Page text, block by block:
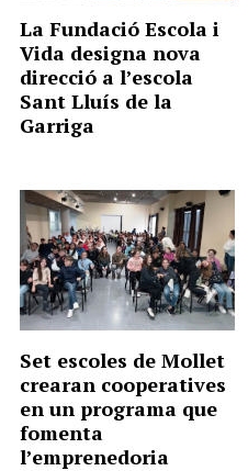
La Fundació Escola i
Vida designa nova
direcció a l’escola
Sant Lluís de la
Garriga
Set escoles de Mollet
crearan cooperatives
en un programa que
fomenta
l’emprenedoria